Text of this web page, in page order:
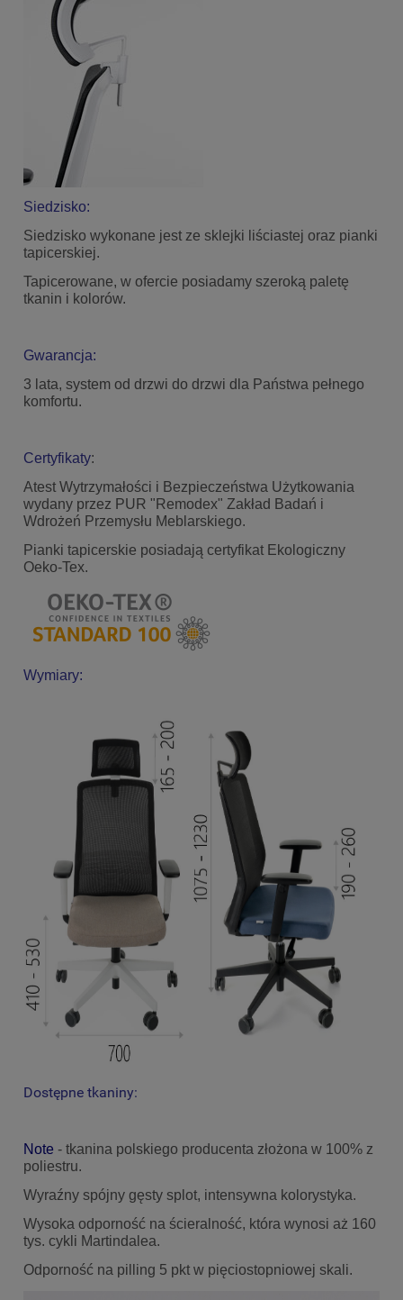
Siedzisko:
Siedzisko wykonane jest ze sklejki liściastej oraz pianki
tapicerskiej.
Tapicerowane, w ofercie posiadamy szeroką paletę
tkanin i kolorów.
Gwarancja:
3 lata, system od drzwi do drzwi dla Państwa pełnego
komfortu.
Certyfikaty:
Atest Wytrzymałości i Bezpieczeństwa Użytkowania
wydany przez PUR "Remodex" Zakład Badań i
Wdrożeń Przemysłu Meblarskiego.
Pianki tapicerskie posiadają certyfikat Ekologiczny
Oeko-Tex.
Wymiary:
Dostępne tkaniny:
Note - tkanina polskiego producenta złożona w 100% z
poliestru.
Wyraźny spójny gęsty splot, intensywna kolorystyka.
Wysoka odporność na ścieralność, która wynosi aż 160
tys. cykli Martindalea.
Odporność na pilling 5 pkt w pięciostopniowej skali.